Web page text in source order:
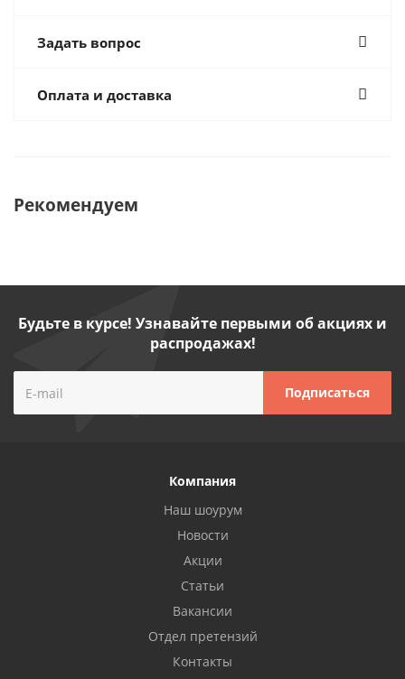
Задать вопрос
Оплата и доставка
Рекомендуем
Будьте в курсе! Узнавайте первыми об акциях и
распродажах!
Компания
Наш шоурум
Новости
Акции
Статьи
Вакансии
Отдел претензий
Контакты